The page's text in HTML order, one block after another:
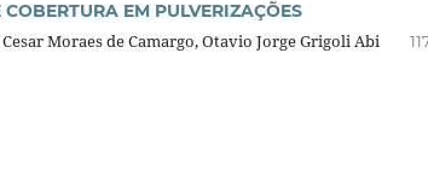
EM PULVERIZAÇÕES
Moraes de Camargo, Otavio Jorge Grigoli Abi